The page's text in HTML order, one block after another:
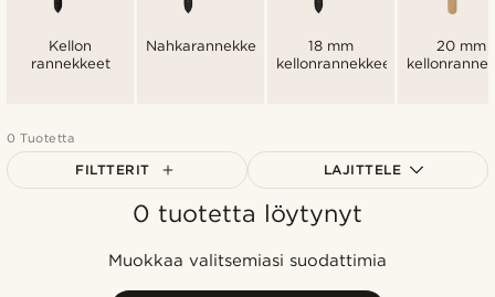
Kellon
rannekkeet
Nahkarannekkeet
18 mm
kellonrannekkeet
20 mm
0 Tuotetta
FILTTERIT LAJITTELE
Suosituin
0 tuotetta löytynyt
Muokkaa valitsemiasi suodattimia